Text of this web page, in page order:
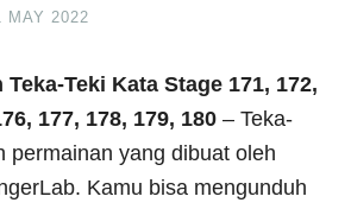
MAY 2022
Teki Kata Stage 171, 172,
177, 178, 179, 180 – Teka-
permainan yang dibuat oleh
Kamu bisa mengunduh